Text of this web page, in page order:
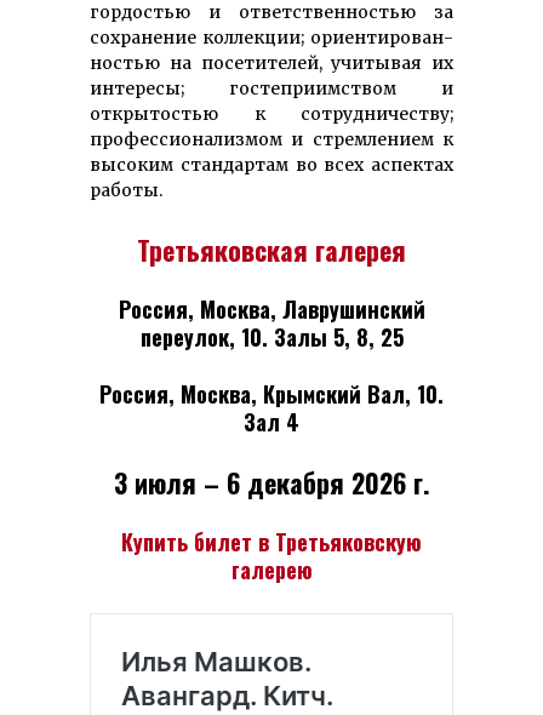
гордостью и от­вет­ственностью за
сохранение коллекции; ориен­тиро­ван­
ностью на посе­тителей, учитывая их
интересы; гостеприимством и
открытостью к сотруд­ничеству;
профес­сионализ­мом и стрем­ле­нием к
высоким стандартам во всех аспектах
работы.
Третьяковская галерея
Россия, Москва, Лаврушинский
переулок, 10. Залы 5, 8, 25
Россия, Москва, Крымский Вал, 10.
Зал 4
3 июля – 6 декабря 2026 г.
Купить билет в Третьяковскую
галерею